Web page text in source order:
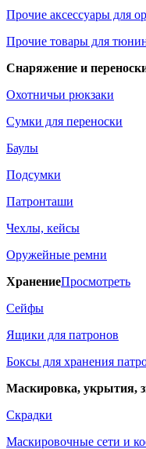
Прочие аксессуары для
Прочие товары для
Снаряжение и
Охотничьи рюкзаки
Сумки для переноски
Баулы
Подсумки
Патронташи
Чехлы, кейсы
Оружейные ремни
ХранениеПросмотреть
Сейфы
Ящики для патронов
Боксы для хранения
Маскировка, укрытия,
Скрадки
Маскировочные сети и